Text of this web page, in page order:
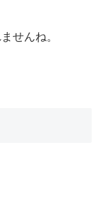
せんね。